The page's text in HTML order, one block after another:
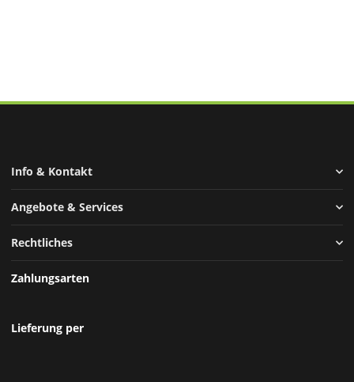
Info & Kontakt
Angebote & Services
Rechtliches
Zahlungsarten
Lieferung per